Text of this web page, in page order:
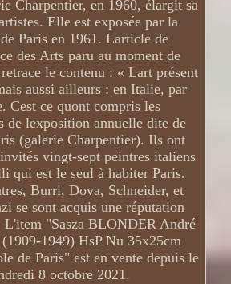
Charpentier, en 1960, élargit sa
Elle est exposée par la
Paris en 1961. Larticle de
des Arts paru au moment de
le contenu : « Lart présent
aussi ailleurs : en Italie, par
Cest ce quont compris les
de lexposition annuelle dite de
(galerie Charpentier). Ils ont
vingt-sept peintres italiens
qui est le seul à habiter Paris.
Burri, Dova, Schneider, et
se sont acquis une réputation
L'item "Sasza BLONDER André
1949) HsP Nu 35x25cm
de Paris" est en vente depuis le
8 octobre 2021.